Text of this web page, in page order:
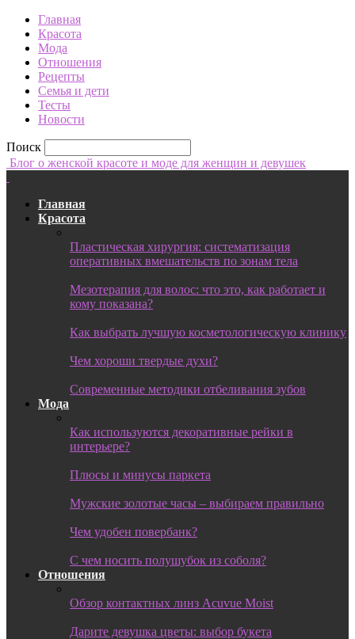
Главная
Красота
Мода
Отношения
Рецепты
Семья и дети
Тесты
Новости
Поиск
Блог о женской красоте и моде для женщин и девушек
Главная
Красота
Пластическая хирургия: систематизация
оперативных вмешательств по зонам тела
Мезотерапия для волос: что это, как работает и
кому показана?
Как выбрать лучшую косметологическую клинику
Чем хороши твердые духи?
Современные методики отбеливания зубов
Мода
Как используются декоративные рейки в
интерьере?
Плюсы и минусы паркета
Мужские золотые часы – выбираем правильно
Чем удобен повербанк?
С чем носить полушубок из соболя?
Отношения
Обзор контактных линз Acuvue Moist
Дарите девушка цветы: выбор букета